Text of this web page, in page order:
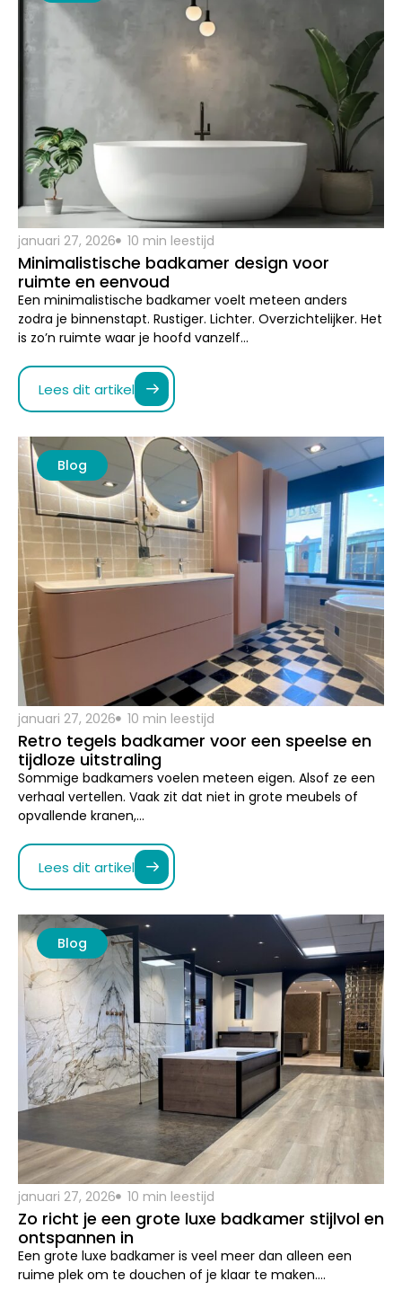
januari 27, 2026 10 min leestijd
Minimalistische badkamer design voor
ruimte en eenvoud
Een minimalistische badkamer voelt meteen anders
zodra je binnenstapt. Rustiger. Lichter. Overzichtelijker. Het
is zo’n ruimte waar je hoofd vanzelf…
Lees dit artikel
Blog
januari 27, 2026 10 min leestijd
Retro tegels badkamer voor een speelse en
tijdloze uitstraling
Sommige badkamers voelen meteen eigen. Alsof ze een
verhaal vertellen. Vaak zit dat niet in grote meubels of
opvallende kranen,…
Lees dit artikel
Blog
januari 27, 2026 10 min leestijd
Zo richt je een grote luxe badkamer stijlvol en
ontspannen in
Een grote luxe badkamer is veel meer dan alleen een
ruime plek om te douchen of je klaar te maken….
Lees dit artikel